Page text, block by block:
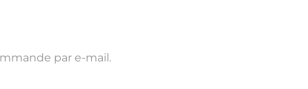
par e-mail.